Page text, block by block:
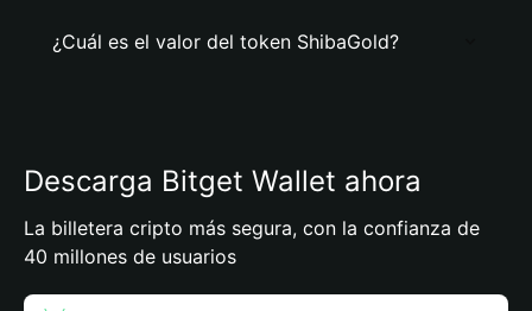
¿Cuál es el valor del token ShibaGold?
Descarga Bitget Wallet ahora
La billetera cripto más segura, con la confianza de
40 millones de usuarios